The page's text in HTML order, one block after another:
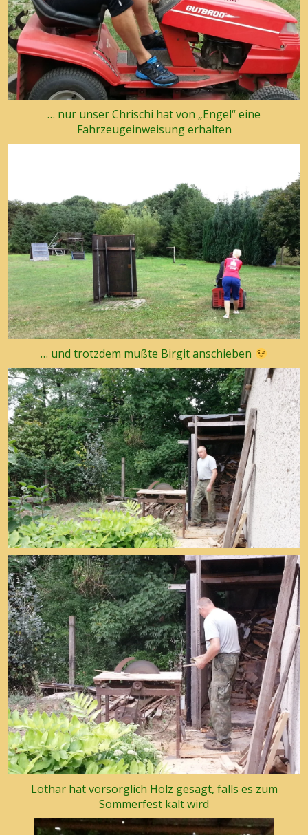
… nur unser Chrischi hat von „Engel“ eine
Fahrzeugeinweisung erhalten
… und trotzdem mußte Birgit anschieben
Lothar hat vorsorglich Holz gesägt, falls es zum
Sommerfest kalt wird